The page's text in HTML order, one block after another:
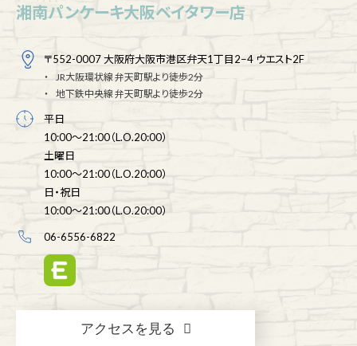
湘南パンケーキ大阪ベイタワー店
〒552-0007 大阪府大阪市港区弁天1丁目2−4 ウエスト2F
JR大阪環状線 弁天町駅より徒歩2分
地下鉄中央線 弁天町駅より徒歩2分
平日
10:00～21:00（L.O.20:00）
土曜日
10:00～21:00（L.O.20:00）
日・祝日
10:00～21:00（L.O.20:00）
06-6556-6822
アクセスを見る